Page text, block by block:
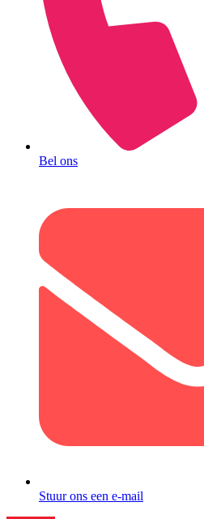
Bel ons
Stuur ons een e-mail